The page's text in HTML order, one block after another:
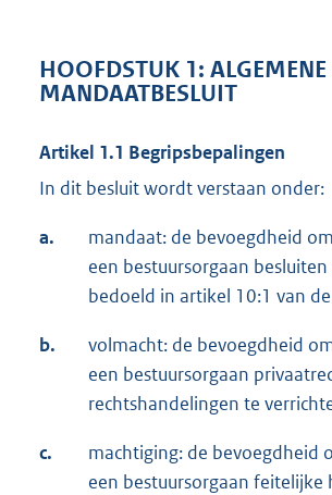
HOOFDSTUK 1: ALGEMENE
MANDAATBESLUIT
Artikel 1.1 Begripsbepalingen
In dit besluit wordt verstaan onder:
a.
mandaat: de bevoegdheid
een bestuursorgaan
bedoeld in artikel 10:1 van
b.
volmacht: de bevoegdheid
een bestuursorgaan
rechtshandelingen te
c.
machtiging: de bevoegdheid
een bestuursorgaan feitelijke